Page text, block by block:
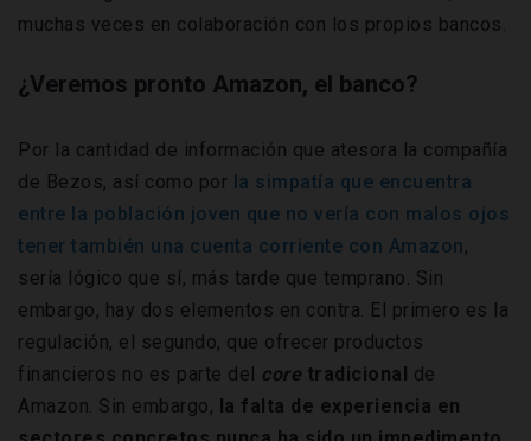
muchas veces en colaboración con los propios bancos.
¿Veremos pronto Amazon, el banco?
Por la cantidad de información que atesora la compañía
de Bezos, así como por la simpatía que encuentra
entre la población joven que no vería con malos ojos
tener también una cuenta corriente con Amazon,
sería lógico que sí, más tarde que temprano. Sin
embargo, hay dos elementos en contra. El primero es la
regulación, el segundo, que ofrecer productos
financieros no es parte del core tradicional de
Amazon. Sin embargo, la falta de experiencia en